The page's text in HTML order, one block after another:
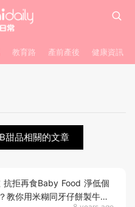
教育路 產前產後 健康資訊
甜品相關的文章
抗拒再食Baby Food 淨低個
教你用米糊同牙仔餅製牛油